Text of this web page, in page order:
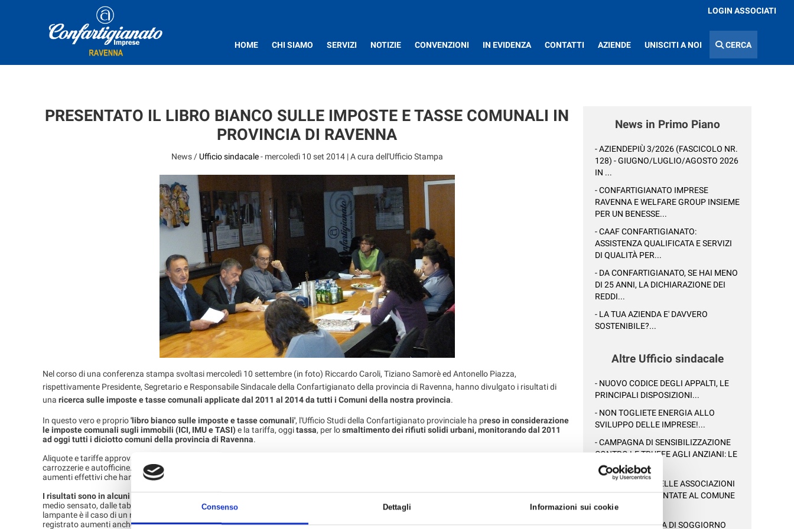
Consenso Dettagli Informazioni sui cookie
LOGIN ASSOCIATI
HOME CHI SIAMO SERVIZI NOTIZIE CONVENZIONI IN EVIDENZA CONTATTI AZIENDE UNISCITI A NOI CERCA
PRESENTATO IL LIBRO BIANCO SULLE IMPOSTE E TASSE COMUNALI IN
PROVINCIA DI RAVENNA
News / Ufficio sindacale- mercoledì 10 set 2014| A cura dell'Ufficio Stampa
Nel corso di una conferenza stampa svoltasi mercoledì 10 settembre (in foto) Riccardo Caroli, Tiziano Samorè ed Antonello Piazza,
rispettivamente Presidente, Segretario e Responsabile Sindacale della Confartigianato della provincia di Ravenna, hanno divulgato i risultati di
una ricerca sulle imposte e tasse comunali applicate dal 2011 al 2014 da tutti i Comuni della nostra provincia.
In questo vero e proprio'libro bianco sulle imposte e tasse comunali', l'Ufficio Studi della Confartigianato provinciale ha preso in considerazione
le imposte comunali sugli immobili (ICI, IMU e TASI)e la tariffa, oggitassa, per losmaltimento dei rifiuti solidi urbani, monitorando dal 2011
ad oggi tutti i diciotto comuni della provincia di Ravenna.
Aliquote e tariffe approvate nei vari anni, sono poi state
carrozzerie e autofficine. In particolare, nella ricerca, sono riportati, oltre agli elementi tariffari anche altre informazioni utili per individuare gli
aumenti effettivi che hanno sostenuto nel quadriennio 2011 - 2014 le imprese operanti sul territorio della provincia di Ravenna.
I risultati sono in alcuni casi eclatanti.
medio sensato, dalle tabelle riportate nel 'libro bianco' si evince che sono comunque
in tutti i casi percentualmente importanti
. L'esempio
lampante è il caso di un negozio di una parrucchiera, che tra imposte sugli immobili e costi per il servizio di raccolta rifiuti, dal 2011 ad oggi ha
registrato aumenti anche superiori al 100%.
News in Primo Piano
- AZIENDEPIÙ 3/2026 (FASCICOLO NR.
128) - GIUGNO/LUGLIO/AGOSTO 2026
IN ...
- CONFARTIGIANATO IMPRESE
RAVENNA E WELFARE GROUP INSIEME
PER UN BENESSE...
- CAAF CONFARTIGIANATO:
ASSISTENZA QUALIFICATA E SERVIZI
DI QUALITÀ PER...
- DA CONFARTIGIANATO, SE HAI MENO
DI 25 ANNI, LA DICHIARAZIONE DEI
REDDI...
- LA TUA AZIENDA E' DAVVERO
SOSTENIBILE?...
Altre Ufficio sindacale
- NUOVO CODICE DEGLI APPALTI, LE
PRINCIPALI DISPOSIZIONI...
- NON TOGLIETE ENERGIA ALLO
SVILUPPO DELLE IMPRESE!...
- CAMPAGNA DI SENSIBILIZZAZIONE
CONTRO LE TRUFFE AGLI ANZIANI: LE
SENTIN...
- LE PROPOSTE DELLE ASSOCIAZIONI
ARTIGIANE PRESENTATE AL COMUNE
DI RAVEN...
- CERVIA: LA TASSA DI SOGGIORNO